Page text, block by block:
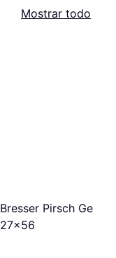
Mostrar todo
Bresser Pirsch Gen II
27x56